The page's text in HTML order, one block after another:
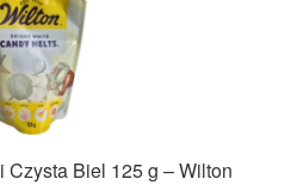
Czysta Biel 125 g – Wilton